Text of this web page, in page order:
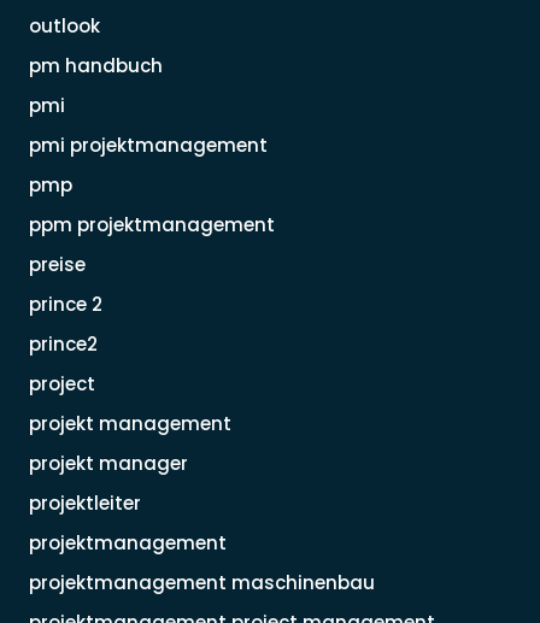
outlook
pm handbuch
pmi
pmi projektmanagement
pmp
ppm projektmanagement
preise
prince 2
prince2
project
projekt management
projekt manager
projektleiter
projektmanagement
projektmanagement maschinenbau